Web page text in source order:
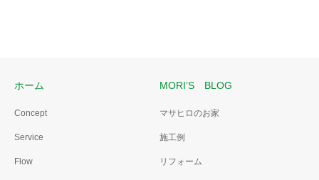
ホーム
Concept
Service
Flow
MORI’S BLOG
マサヒロのお家
施工例
リフォーム